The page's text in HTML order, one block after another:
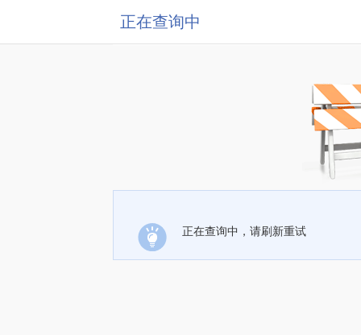
正在查询中
正在查询中，请刷新重试